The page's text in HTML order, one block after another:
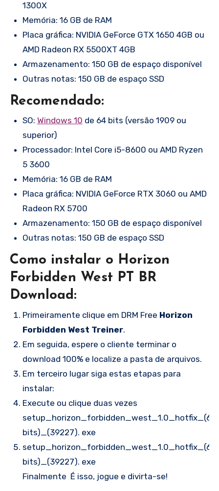
1300X
Memória: 16 GB de RAM
Placa gráfica: NVIDIA GeForce GTX 1650 4GB ou
AMD Radeon RX 5500XT 4GB
Armazenamento: 150 GB de espaço disponível
Outras notas: 150 GB de espaço SSD
Recomendado:
SO: Windows 10 de 64 bits (versão 1909 ou
superior)
Processador: Intel Core i5-8600 ou AMD Ryzen
5 3600
Memória: 16 GB de RAM
Placa gráfica: NVIDIA GeForce RTX 3060 ou AMD
Radeon RX 5700
Armazenamento: 150 GB de espaço disponível
Outras notas: 150 GB de espaço SSD
Como instalar o Horizon
Forbidden West PT BR
Download:
Primeiramente clique em DRM Free Horizon
Forbidden West Treiner.
Em seguida, espere o cliente terminar o
download 100% e localize a pasta de arquivos.
Em terceiro lugar siga estas etapas para
instalar:
Execute ou clique duas vezes
setup_horizon_forbidden_west_1.0_hotfix_(64
bits)_(39227). exe
setup_horizon_forbidden_west_1.0_hotfix_(64
bits)_(39227). exe
Finalmente É isso, jogue e divirta-se!